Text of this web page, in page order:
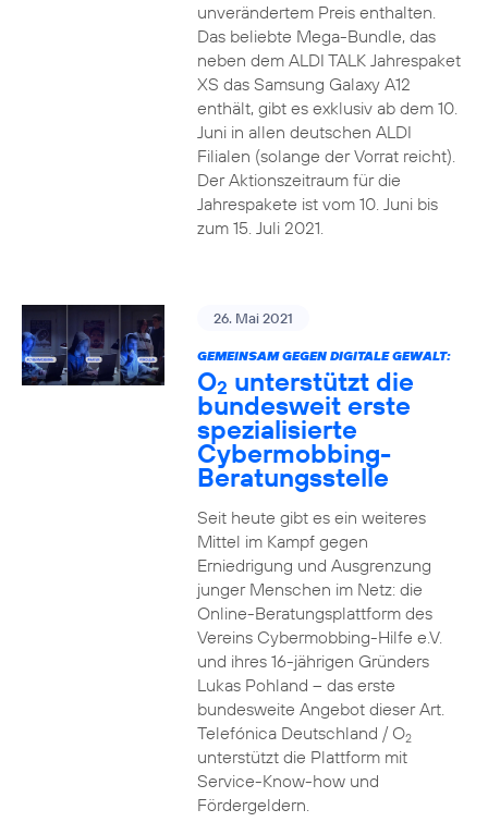
unverändertem Preis enthalten.
Das beliebte Mega-Bundle, das
neben dem ALDI TALK Jahrespaket
XS das Samsung Galaxy A12
enthält, gibt es exklusiv ab dem 10.
Juni in allen deutschen ALDI
Filialen (solange der Vorrat reicht).
Der Aktionszeitraum für die
Jahrespakete ist vom 10. Juni bis
zum 15. Juli 2021.
26. Mai 2021
GEMEINSAM GEGEN DIGITALE GEWALT:
O2 unterstützt die
bundesweit erste
spezialisierte
Cybermobbing-
Beratungsstelle
Seit heute gibt es ein weiteres
Mittel im Kampf gegen
Erniedrigung und Ausgrenzung
junger Menschen im Netz: die
Online-Beratungsplattform des
Vereins Cybermobbing-Hilfe e.V.
und ihres 16-jährigen Gründers
Lukas Pohland – das erste
bundesweite Angebot dieser Art.
Telefónica Deutschland / O2
unterstützt die Plattform mit
Service-Know-how und
Fördergeldern.